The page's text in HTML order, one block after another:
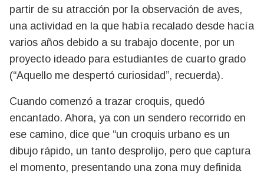
partir de su atracción por la observación de aves,
una actividad en la que había recalado desde hacía
varios años debido a su trabajo docente, por un
proyecto ideado para estudiantes de cuarto grado
(“Aquello me despertó curiosidad”, recuerda).
Cuando comenzó a trazar croquis, quedó
encantado. Ahora, ya con un sendero recorrido en
ese camino, dice que “un croquis urbano es un
dibujo rápido, un tanto desprolijo, pero que captura
el momento, presentando una zona muy definida